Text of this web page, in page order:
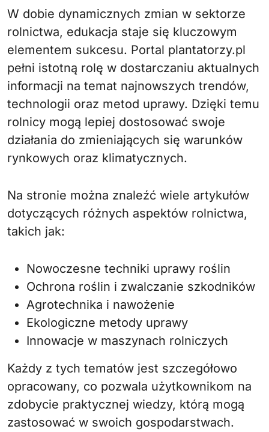
W dobie dynamicznych zmian w sektorze
rolnictwa, edukacja staje się kluczowym
elementem sukcesu. Portal plantatorzy.pl
pełni istotną rolę w dostarczaniu aktualnych
informacji na temat najnowszych trendów,
technologii oraz metod uprawy. Dzięki temu
rolnicy mogą lepiej dostosować swoje
działania do zmieniających się warunków
rynkowych oraz klimatycznych.
Na stronie można znaleźć wiele artykułów
dotyczących różnych aspektów rolnictwa,
takich jak:
Nowoczesne techniki uprawy roślin
Ochrona roślin i zwalczanie szkodników
Agrotechnika i nawożenie
Ekologiczne metody uprawy
Innowacje w maszynach rolniczych
Każdy z tych tematów jest szczegółowo
opracowany, co pozwala użytkownikom na
zdobycie praktycznej wiedzy, którą mogą
zastosować w swoich gospodarstwach.